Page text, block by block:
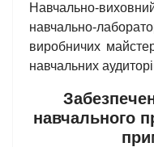
Навчально-
навчально-
виробничих
навчальних
навчального